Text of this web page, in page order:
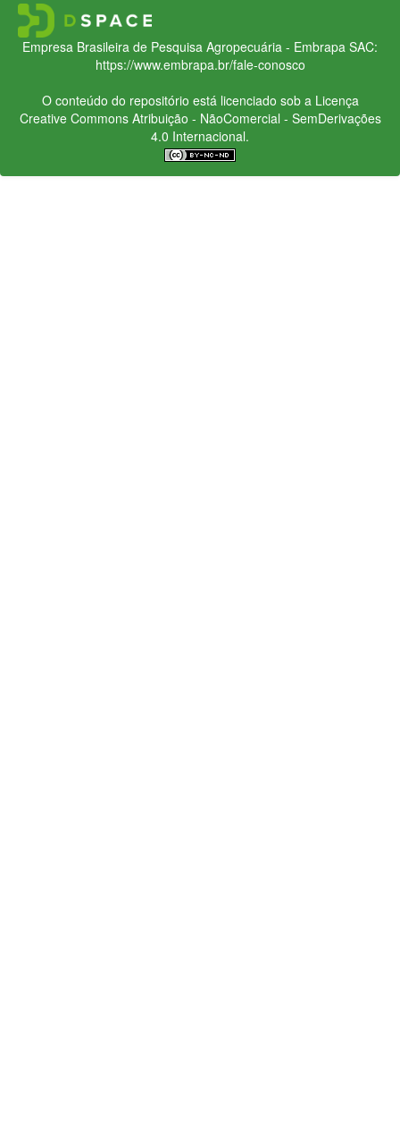
Empresa Brasileira de Pesquisa Agropecuária - Embrapa SAC:
https://www.embrapa.br/fale-conosco
O conteúdo do repositório está licenciado sob a Licença
Creative CommonsAtribuição - NãoComercial - SemDerivações
4.0 Internacional.